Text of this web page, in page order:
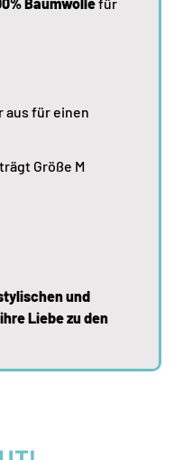
aus für einen
Größe M
und
Liebe zu den